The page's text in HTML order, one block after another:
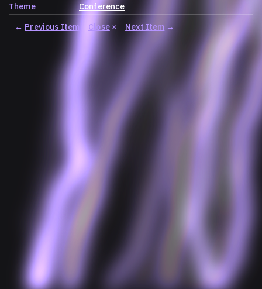
Theme
Conference
← Previous Item Close× Next Item →